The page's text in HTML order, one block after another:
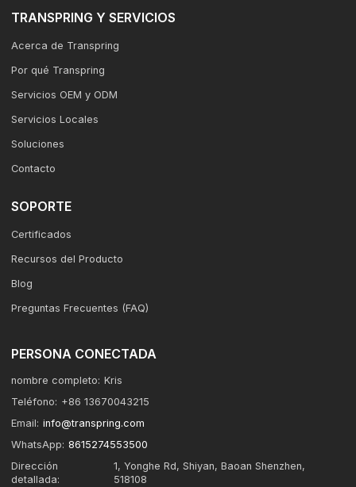
TRANSPRING Y SERVICIOS
Acerca de Transpring
Por qué Transpring
Servicios OEM y ODM
Servicios Locales
Soluciones
Contacto
SOPORTE
Certificados
Recursos del Producto
Blog
Preguntas Frecuentes (FAQ)
PERSONA CONECTADA
nombre completo: Kris
Teléfono: +86 13670043215
Email: info@transpring.com
WhatsApp: 8615274553500
Dirección
detallada:
1, Yonghe Rd, Shiyan, Baoan Shenzhen,
518108